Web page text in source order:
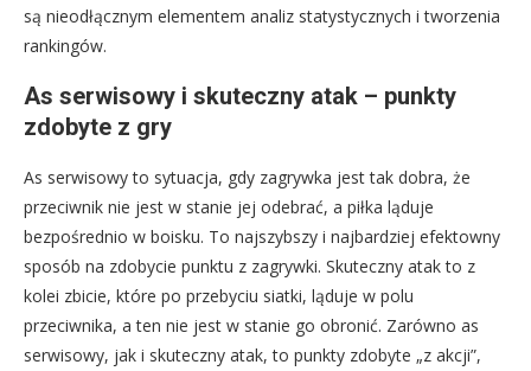
są nieodłącznym elementem analiz statystycznych i tworzenia
rankingów.
As serwisowy i skuteczny atak – punkty
zdobyte z gry
As serwisowy to sytuacja, gdy zagrywka jest tak dobra, że
przeciwnik nie jest w stanie jej odebrać, a piłka ląduje
bezpośrednio w boisku. To najszybszy i najbardziej efektowny
sposób na zdobycie punktu z zagrywki. Skuteczny atak to z
kolei zbicie, które po przebyciu siatki, ląduje w polu
przeciwnika, a ten nie jest w stanie go obronić. Zarówno as
serwisowy, jak i skuteczny atak, to punkty zdobyte „z akcji”,